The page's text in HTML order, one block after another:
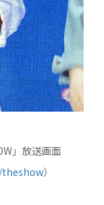
」放送画面
）